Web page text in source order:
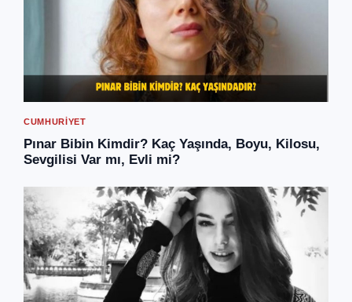
CUMHURIYET
Pınar Bibin Kimdir? Kaç Yaşında, Boyu, Kilosu,
Sevgilisi Var mı, Evli mi?